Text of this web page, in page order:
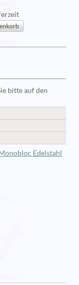
bitte auf den
Edelstahl